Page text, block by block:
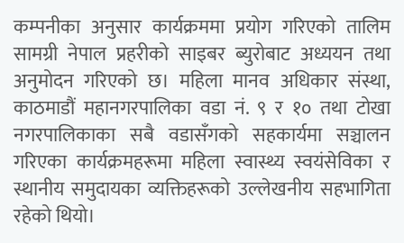
कम्पनीका अनुसार कार्यक्रममा प्रयोग गरिएको तालिम
सामग्री नेपाल प्रहरीको साइबर ब्युरोबाट अध्ययन तथा
अनुमोदन गरिएको छ। महिला मानव अधिकार संस्था,
काठमाडौं महानगरपालिका वडा नं. ९ र १० तथा टोखा
नगरपालिकाका सबै वडासँगको सहकार्यमा सञ्चालन
गरिएका कार्यक्रमहरूमा महिला स्वास्थ्य स्वयंसेविका र
स्थानीय समुदायका व्यक्तिहरूको उल्लेखनीय सहभागिता
रहेको थियो।